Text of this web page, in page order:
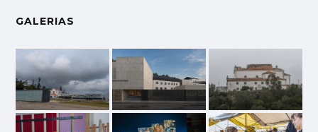
GALERIAS